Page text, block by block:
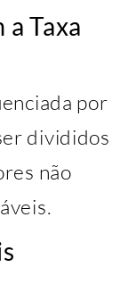
Taxa
por
divididos
não